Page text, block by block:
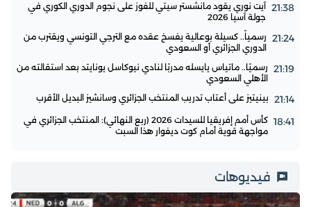
21:38 آيت نوري يقود مانشستر سيتي للفوز على نجوم الدوري الكوري في
جولة آسيا 2026
21:24 رسمياً.. كسيلة بوعالية يفسخ عقده مع الترجي التونسي ويقترب من
الدوري الجزائري أو السعودي
21:19 رسميًا.. ماتياس يايسله مدربًا لنادي نيوكاسل يونايتد بعد استقالته من
الأهلي السعودي
21:14 بينيتيز على أعتاب تدريب المنتخب الجزائري وسانشيز البديل الأقرب
18:41
كأس أمم إفريقيا للسيدات 2026 (ربع النهائي): المنتخب الجزائري في
مواجهة قوية أمام كوت ديفوار هذا السبت
فيديوهات